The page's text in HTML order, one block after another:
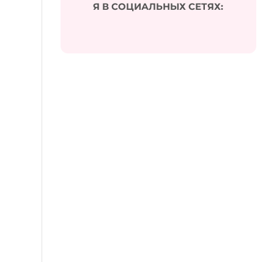
Я В СОЦИАЛЬНЫХ СЕТЯХ: